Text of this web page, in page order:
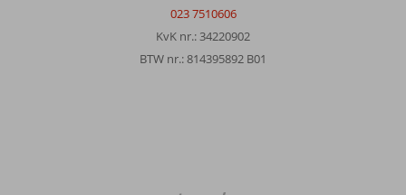
023 7510606
KvK nr.: 34220902
BTW nr.: 814395892 B01